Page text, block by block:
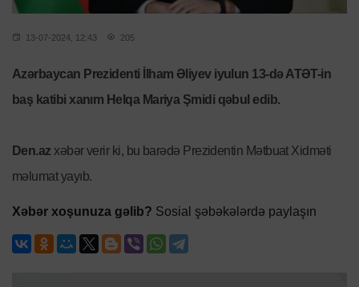
13-07-2024, 12:43 205
Azərbaycan Prezidenti İlham Əliyev iyulun 13-də ATƏT-in
baş katibi xanım Helqa Mariya Şmidi qəbul edib.
Den.az xəbər verir ki, bu barədə Prezidentin Mətbuat Xidməti
məlumat yayıb.
Xəbər xoşunuza gəlib? Sosial şəbəkələrdə paylaşın